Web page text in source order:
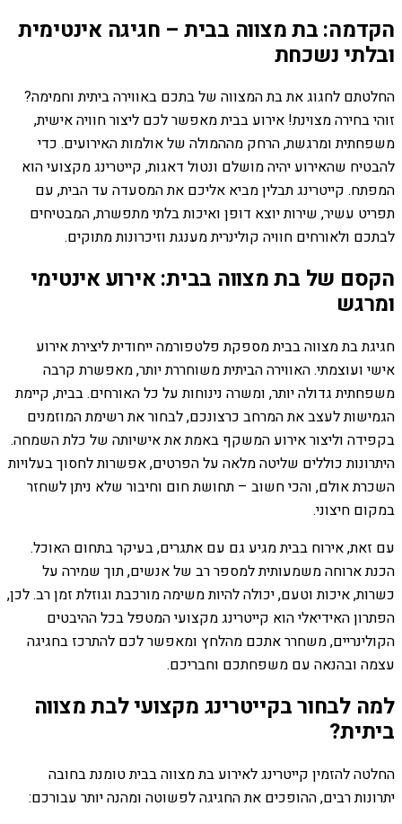
הקדמה: בת מצווה בבית – חגיגה אינטימית
ובלתי נשכחת
החלטתם לחגוג את בת המצווה של בתכם באווירה ביתית וחמימה?
זוהי בחירה מצוינת! אירוע בבית מאפשר לכם ליצור חוויה אישית,
משפחתית ומרגשת, הרחק מההמולה של אולמות האירועים. כדי
להבטיח שהאירוע יהיה מושלם ונטול דאגות, קייטרינג מקצועי הוא
המפתח. קייטרינג תבלין מביא אליכם את המסעדה עד הבית, עם
תפריט עשיר, שירות יוצא דופן ואיכות בלתי מתפשרת, המבטיחים
לבתכם ולאורחים חוויה קולינרית מענגת וזיכרונות מתוקים.
הקסם של בת מצווה בבית: אירוע אינטימי
ומרגש
חגיגת בת מצווה בבית מספקת פלטפורמה ייחודית ליצירת אירוע
אישי ועוצמתי. האווירה הביתית משוחררת יותר, מאפשרת קרבה
משפחתית גדולה יותר, ומשרה נינוחות על כל האורחים. בבית, קיימת
הגמישות לעצב את המרחב כרצונכם, לבחור את רשימת המוזמנים
בקפידה וליצור אירוע המשקף באמת את אישיותה של כלת השמחה.
היתרונות כוללים שליטה מלאה על הפרטים, אפשרות לחסוך בעלויות
השכרת אולם, והכי חשוב – תחושת חום וחיבור שלא ניתן לשחזר
במקום חיצוני.
עם זאת, אירוח בבית מגיע גם עם אתגרים, בעיקר בתחום האוכל.
הכנת ארוחה משמעותית למספר רב של אנשים, תוך שמירה על
כשרות, איכות וטעם, יכולה להיות משימה מורכבת וגוזלת זמן רב. לכן,
הפתרון האידיאלי הוא קייטרינג מקצועי המטפל בכל ההיבטים
הקולינריים, משחרר אתכם מהלחץ ומאפשר לכם להתרכז בחגיגה
עצמה ובהנאה עם משפחתכם וחבריכם.
למה לבחור בקייטרינג מקצועי לבת מצווה
ביתית?
החלטה להזמין קייטרינג לאירוע בת מצווה בבית טומנת בחובה
יתרונות רבים, ההופכים את החגיגה לפשוטה ומהנה יותר עבורכם: